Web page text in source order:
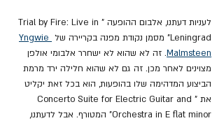
לעניות דעתנו, אלבום ההופעה "Trial by Fire: Live in
Leningrad" מסמן נקודת מפנה בקריירה של
Yngwie
Malmsteen. זה לא שהוא לא ישחרר אלבומי אולפן
מצוינים לאחר מכן. זה גם לא שהוא חלילה ירד מרמת
הביצוע המדהימה שלו בהופעות, הוא בכל זאת יקליט
את "Concerto Suite for Electric Guitar and
Orchestra in E flat minor" המטורף. אבל לדעתנו,